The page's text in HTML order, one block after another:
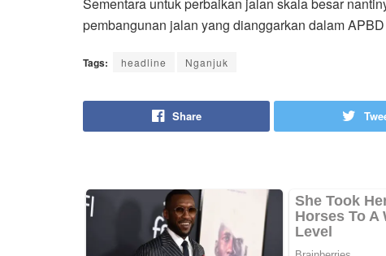
Sementara untuk perbaikan jalan skala besar
pembangunan jalan yang dianggarkan dalam
Tags: headline Nganjuk
Share